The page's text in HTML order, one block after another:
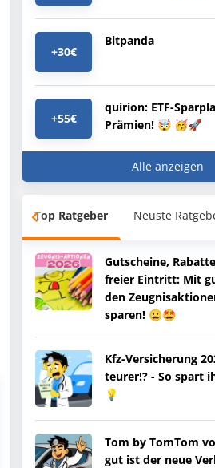
+30€
Bitpanda
+55€
quirion: ETF-
Prämien! 🤯 🥳🚀
Alle anzeigen
Top Ratgeber Neuste
Gutscheine,
freier Eintritt: Mit
den
sparen! 😀🤩
Kfz-Versicherung
teurer!? - So spart
💡
Tom by TomTom
gut ist der neue